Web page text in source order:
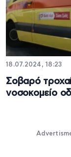
18.07.2024, 18:23
Σοβαρό
νοσοκομείο